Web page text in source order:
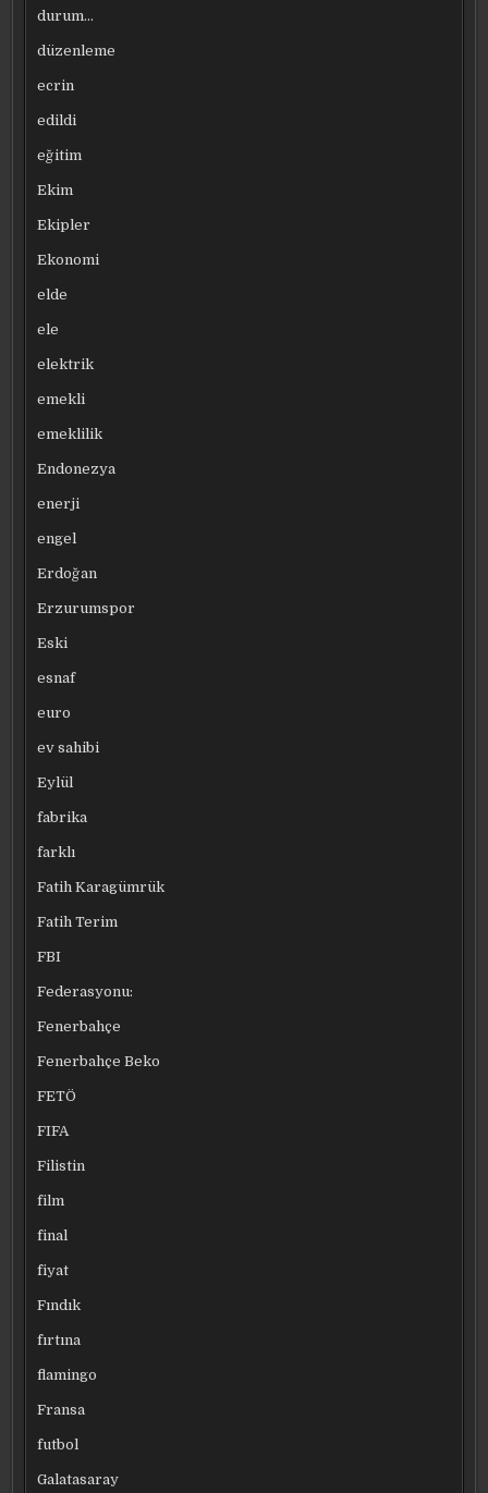
durum…
düzenleme
ecrin
edildi
eğitim
Ekim
Ekipler
Ekonomi
elde
ele
elektrik
emekli
emeklilik
Endonezya
enerji
engel
Erdoğan
Erzurumspor
Eski
esnaf
euro
ev sahibi
Eylül
fabrika
farklı
Fatih Karagümrük
Fatih Terim
FBI
Federasyonu:
Fenerbahçe
Fenerbahçe Beko
FETÖ
FIFA
Filistin
film
final
fiyat
Fındık
fırtına
flamingo
Fransa
futbol
Galatasaray